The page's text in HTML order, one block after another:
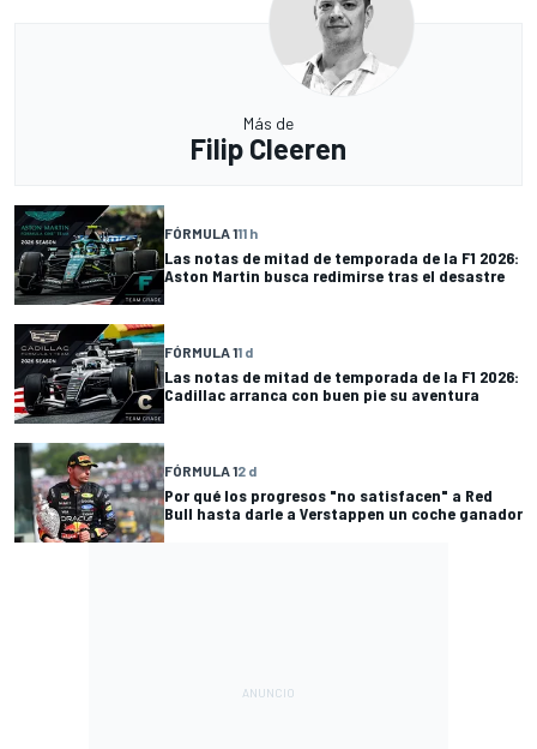
Más de
Filip Cleeren
FÓRMULA 111 h
Las notas de mitad de temporada de la F1 2026:
Aston Martin busca redimirse tras el desastre
FÓRMULA 11 d
Las notas de mitad de temporada de la F1 2026:
Cadillac arranca con buen pie su aventura
FÓRMULA 12 d
Por qué los progresos "no satisfacen" a Red
Bull hasta darle a Verstappen un coche ganador